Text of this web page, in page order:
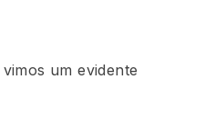
um evidente